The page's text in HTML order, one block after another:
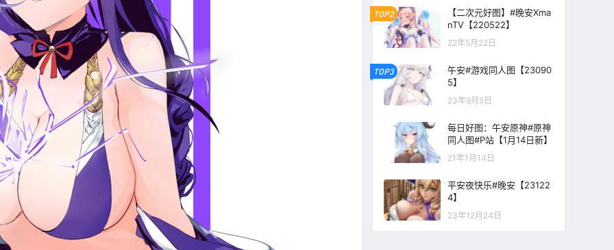
TOP2
【二次元好图】#晚安Xma
nTV【220522】
22年5月22日
TOP3
午安#游戏同人图【23090
5】
23年9月5日
每日好图：午安原神#原神
同人图#P站【1月14日新】
21年1月14日
平安夜快乐#晚安【23122
4】
23年12月24日